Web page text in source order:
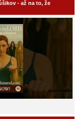
- až na to, že